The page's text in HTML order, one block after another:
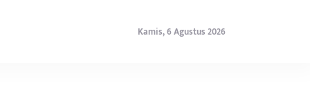
Kamis, 6 Agustus 2026